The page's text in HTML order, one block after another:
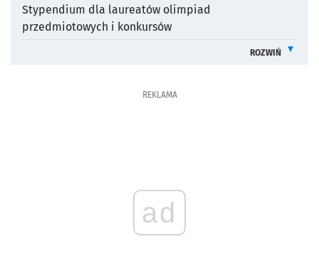
Stypendium dla laureatów olimpiad
przedmiotowych i konkursów
ROZWIŃ
REKLAMA
ad